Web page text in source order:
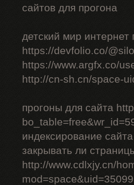
сайтов для прогона
детский мир
https://devfolio.co/
https://www.argfx.co/
http://cn-sh.cn/space-
прогоны для сайта
индексирование
закрывать ли
http://www.cdlxjy.cn/